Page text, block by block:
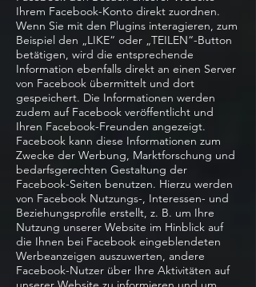
Ihrem Facebook-Konto direkt zuordnen.
Wenn Sie mit den Plugins interagieren, zum
Beispiel den „LIKE“ oder „TEILEN“-Button
betätigen, wird die entsprechende
Information ebenfalls direkt an einen Server
von Facebook übermittelt und dort
gespeichert. Die Informationen werden
zudem auf Facebook veröffentlicht und
Ihren Facebook-Freunden angezeigt.
Facebook kann diese Informationen zum
Zwecke der Werbung, Marktforschung und
bedarfsgerechten Gestaltung der
Facebook-Seiten benutzen. Hierzu werden
von Facebook Nutzungs-, Interessen- und
Beziehungsprofile erstellt, z. B. um Ihre
Nutzung unserer Website im Hinblick auf
die Ihnen bei Facebook eingeblendeten
Werbeanzeigen auszuwerten, andere
Facebook-Nutzer über Ihre Aktivitäten auf